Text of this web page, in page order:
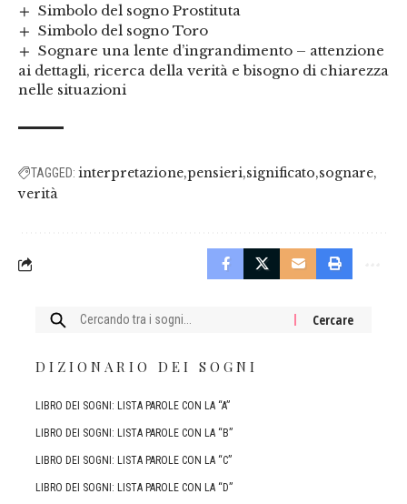
Simbolo del sogno Prostituta
Simbolo del sogno Toro
Sognare una lente d’ingrandimento – attenzione
ai dettagli, ricerca della verità e bisogno di chiarezza
nelle situazioni
TAGGED: interpretazione pensieri significato sognare
verità
Cercare:
DIZIONARIO DEI SOGNI
LIBRO DEI SOGNI: LISTA PAROLE CON LA “A”
LIBRO DEI SOGNI: LISTA PAROLE CON LA “B”
LIBRO DEI SOGNI: LISTA PAROLE CON LA “C”
LIBRO DEI SOGNI: LISTA PAROLE CON LA “D”